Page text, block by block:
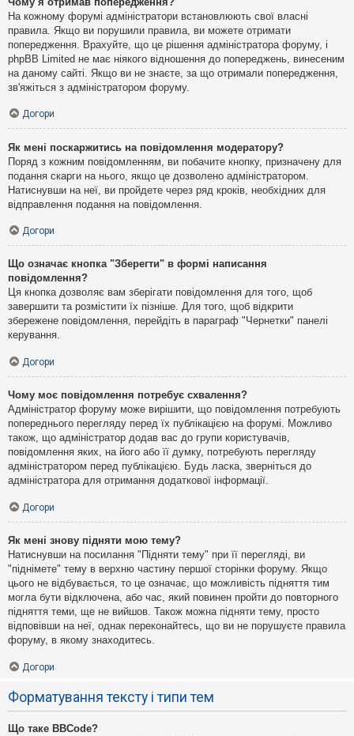
На кожному форумі адміністратори встановлюють свої власні
правила. Якщо ви порушили правила, ви можете отримати
попередження. Врахуйте, що це рішення адміністратора форуму, і
phpBB Limited не має ніякого відношення до попереджень, винесеним
на даному сайті. Якщо ви не знаєте, за що отримали попередження,
зв'яжіться з адміністратором форуму.
Догори
Як мені поскаржитись на повідомлення модератору?
Поряд з кожним повідомленням, ви побачите кнопку, призначену для
подання скарги на нього, якщо це дозволено адміністратором.
Натиснувши на неї, ви пройдете через ряд кроків, необхідних для
відправлення подання на повідомлення.
Догори
Що означає кнопка "Зберегти" в формі написання
повідомлення?
Ця кнопка дозволяє вам зберігати повідомлення для того, щоб
завершити та розмістити їх пізніше. Для того, щоб відкрити
збережене повідомлення, перейдіть в параграф "Чернетки" панелі
керування.
Догори
Чому моє повідомлення потребує схвалення?
Адміністратор форуму може вирішити, що повідомлення потребують
попереднього перегляду перед їх публікацією на форумі. Можливо
також, що адміністратор додав вас до групи користувачів,
повідомлення яких, на його або її думку, потребують перегляду
адміністратором перед публікацією. Будь ласка, зверніться до
адміністратора для отримання додаткової інформації.
Догори
Як мені знову підняти мою тему?
Натиснувши на посилання "Підняти тему" при її перегляді, ви
"піднімете" тему в верхню частину першої сторінки форуму. Якщо
цього не відбувається, то це означає, що можливість підняття тим
могла бути відключена, або час, який повинен пройти до повторного
підняття теми, ще не вийшов. Також можна підняти тему, просто
відповівши на неї, однак переконайтесь, що ви не порушуєте правила
форуму, в якому знаходитесь.
Догори
Форматування тексту і типи тем
Що таке BBCode?